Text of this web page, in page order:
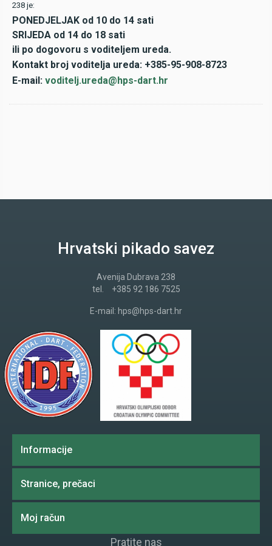
238 je:
PONEDJELJAK od 10 do 14 sati
SRIJEDA od 14 do 18 sati
ili po dogovoru s voditeljem ureda.
Kontakt broj voditelja ureda: +385-95-908-8723
E-mail: voditelj.ureda@hps-dart.hr
Hrvatski pikado savez
Avenija Dubrava 238
tel.
+385 92 186 7525
E-mail: hps@hps-dart.hr
Informacije
Stranice, prečaci
Moj račun
Pratite nas